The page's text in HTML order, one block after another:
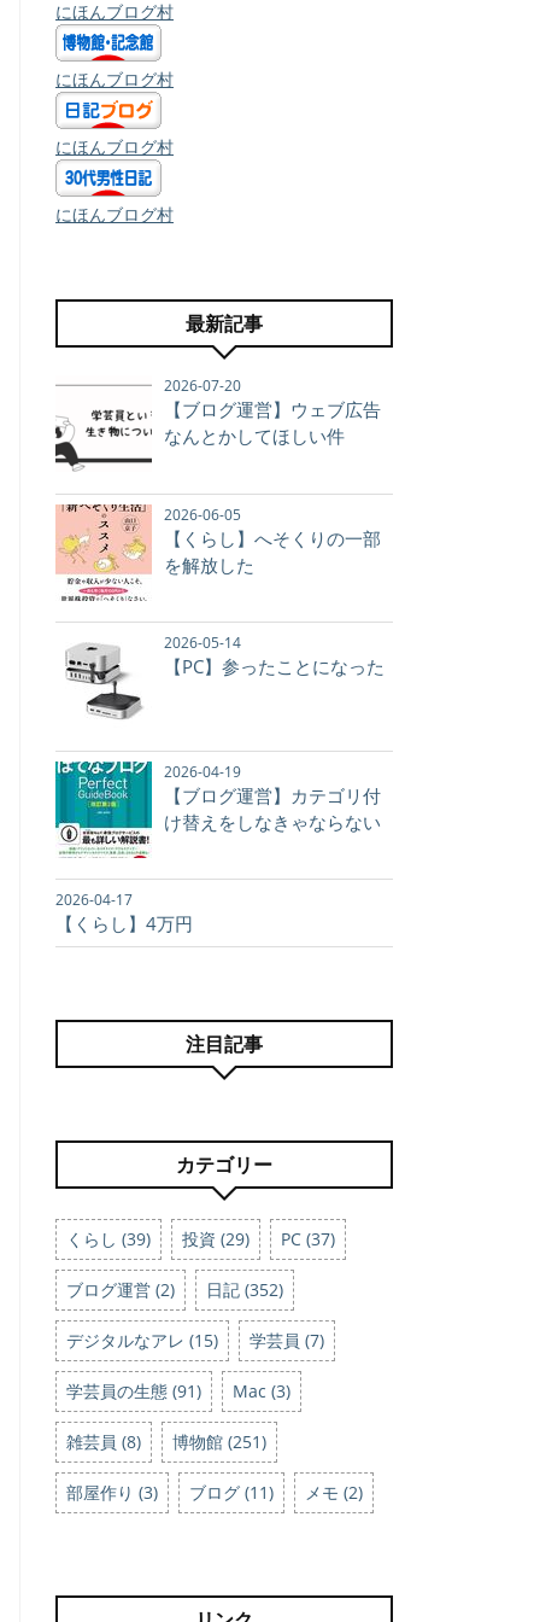
にほんブログ村
にほんブログ村
にほんブログ村
にほんブログ村
最新記事
2026-07-20
【ブログ運営】ウェブ広告
なんとかしてほしい件
2026-06-05
【くらし】へそくりの一部
を解放した
2026-05-14
【PC】参ったことになった
2026-04-19
【ブログ運営】カテゴリ付
け替えをしなきゃならない
2026-04-17
【くらし】4万円
注目記事
カテゴリー
くらし (39) 投資 (29) PC (37)
ブログ運営 (2) 日記 (352)
デジタルなアレ (15) 学芸員 (7)
学芸員の生態 (91) Mac (3)
雑芸員 (8) 博物館 (251)
部屋作り (3) ブログ (11) メモ (2)